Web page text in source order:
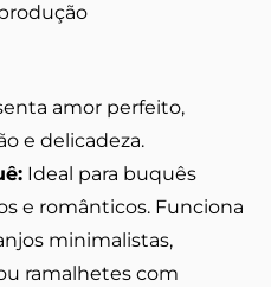
amor perfeito,
e delicadeza.
Ideal para buquês
e românticos. Funciona
minimalistas,
ramalhetes com